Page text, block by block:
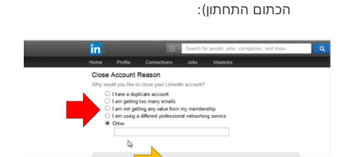
הכתום התחתון):